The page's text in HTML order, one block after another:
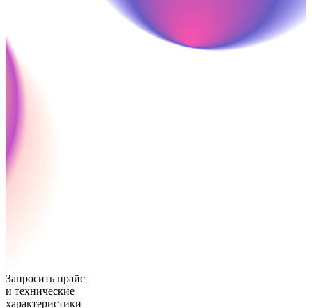
Запросить прайс
и технические
характеристики